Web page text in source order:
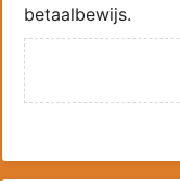
betaalbewijs.